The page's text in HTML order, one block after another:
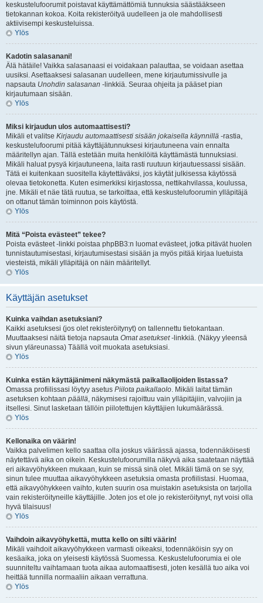
keskustelufoorumit poistavat käyttämättömiä tunnuksia säästääkseen
tietokannan kokoa. Koita rekisteröityä uudelleen ja ole mahdollisesti
aktiivisempi keskusteluissa.
Ylös
Kadotin salasanani!
Älä hätäile! Vaikka salasanaasi ei voidakaan palauttaa, se voidaan asettaa
uusiksi. Asettaaksesi salasanan uudelleen, mene kirjautumissivulle ja
napsauta Unohdin salasanan -linkkiä. Seuraa ohjeita ja pääset pian
kirjautumaan sisään.
Ylös
Miksi kirjaudun ulos automaattisesti?
Mikäli et valitse Kirjaudu automaattisesti sisään jokaisella käynnillä -rastia,
keskustelufoorumi pitää käyttäjätunnuksesi kirjautuneena vain ennalta
määritellyn ajan. Tällä estetään muita henkilöitä käyttämästä tunnuksiasi.
Mikäli haluat pysyä kirjautuneena, laita rasti ruutuun kirjautuessassi sisään.
Tätä ei kuitenkaan suositella käytettäväksi, jos käytät julkisessa käytössä
olevaa tietokonetta. Kuten esimerkiksi kirjastossa, nettikahvilassa, koulussa,
jne. Mikäli et näe tätä ruutua, se tarkoittaa, että keskustelufoorumin ylläpitäjä
on ottanut tämän toiminnon pois käytöstä.
Ylös
Mitä “Poista evästeet” tekee?
Poista evästeet -linkki poistaa phpBB3:n luomat evästeet, jotka pitävät huolen
tunnistautumisestasi, kirjautumisestasi sisään ja myös pitää kirjaa luetuista
viesteistä, mikäli ylläpitäjä on näin määritellyt.
Ylös
Käyttäjän asetukset
Kuinka vaihdan asetuksiani?
Kaikki asetuksesi (jos olet rekisteröitynyt) on tallennettu tietokantaan.
Muuttaaksesi näitä tietoja napsauta Omat asetukset-linkkiä. (Näkyy yleensä
sivun yläreunassa) Täällä voit muokata asetuksiasi.
Ylös
Kuinka estän käyttäjänimeni näkymästä paikallaolijoiden listassa?
Omassa profiilissasi löytyy asetus Piilota paikallaolo. Mikäli laitat tämän
asetuksen kohtaan päällä, näkymisesi rajoittuu vain ylläpitäjiin, valvojiin ja
itsellesi. Sinut lasketaan tällöin piilotettujen käyttäjien lukumäärässä.
Ylös
Kellonaika on väärin!
Vaikka palvelimen kello saattaa olla joskus väärässä ajassa, todennäköisesti
näytettävä aika on oikein. Keskustelufoorumilla näkyvä aika saatetaan näyttää
eri aikavyöhykkeen mukaan, kuin se missä sinä olet. Mikäli tämä on se syy,
sinun tulee muuttaa aikavyöhykkeen asetuksia omasta profiilistasi. Huomaa,
että aikavyöhykkeen vaihto, kuten suurin osa muistakin asetuksista on tarjolla
vain rekisteröityneille käyttäjille. Joten jos et ole jo rekisteröitynyt, nyt voisi olla
hyvä tilaisuus!
Ylös
Vaihdoin aikavyöhykettä, mutta kello on silti väärin!
Mikäli vaihdoit aikavyöhykkeen varmasti oikeaksi, todennäköisin syy on
kesäaika, joka on yleisesti käytössä Suomessa. Keskustelufoorumia ei ole
suunniteltu vaihtamaan tuota aikaa automaattisesti, joten kesällä tuo aika voi
heittää tunnilla normaaliin aikaan verrattuna.
Ylös